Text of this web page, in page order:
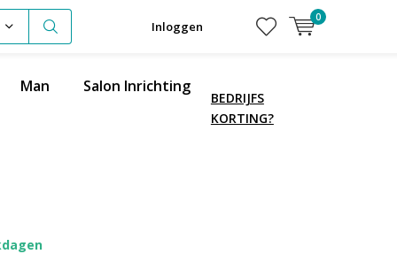
Inloggen
0
Man Salon Inrichting
BEDRIJFS
KORTING?